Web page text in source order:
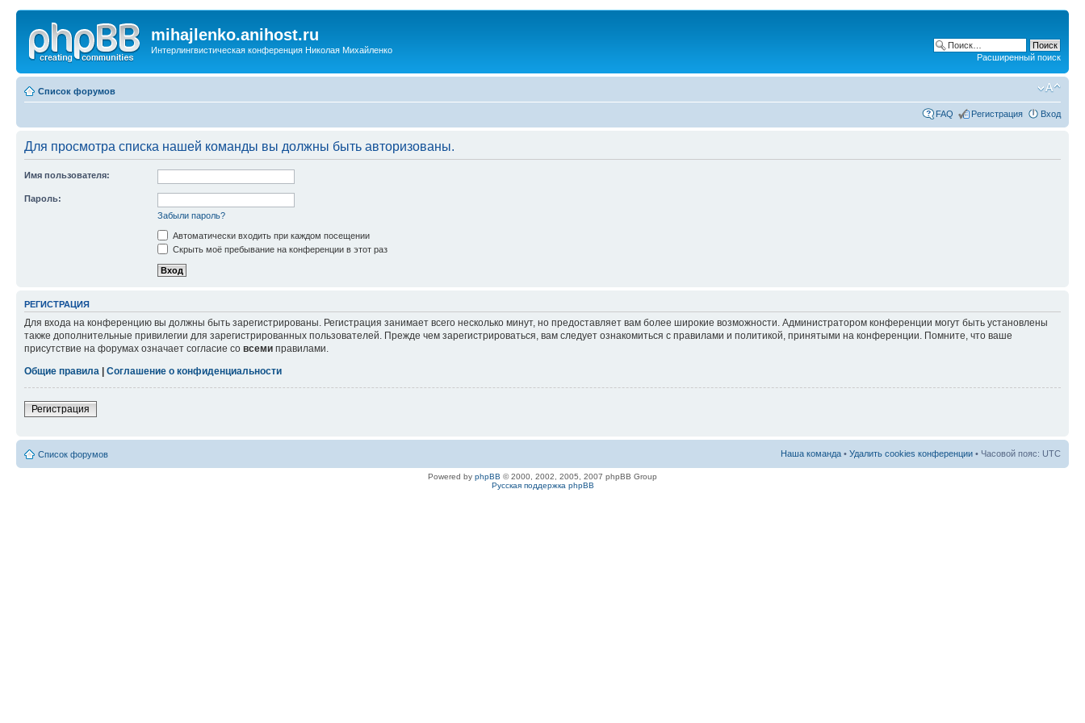
mihajlenko.anihost.ru
Интерлингвистическая конференция Николая Михайленко
Расширенный поиск
Список форумов
FAQ Регистрация Вход
Для просмотра списка нашей команды вы должны быть авторизованы.
Имя пользователя:
Пароль:
Забыли пароль?
Автоматически входить при каждом посещении
Скрыть моё пребывание на конференции в этот раз
РЕГИСТРАЦИЯ
Для входа на конференцию вы должны быть зарегистрированы. Регистрация занимает всего несколько минут, но предоставляет вам более широкие возможности. Администратором конференции могут быть установлены
также дополнительные привилегии для зарегистрированных пользователей. Прежде чем зарегистрироваться, вам следует ознакомиться с правилами и политикой, принятыми на конференции. Помните, что ваше
присутствие на форумах означает согласие со всеми правилами.
Общие правила
Соглашение о конфиденциальности
Регистрация
Список форумов Наша команда • Удалить cookies конференции • Часовой пояс: UTC
Powered by phpBB © 2000, 2002, 2005, 2007 phpBB Group
Русская поддержка phpBB